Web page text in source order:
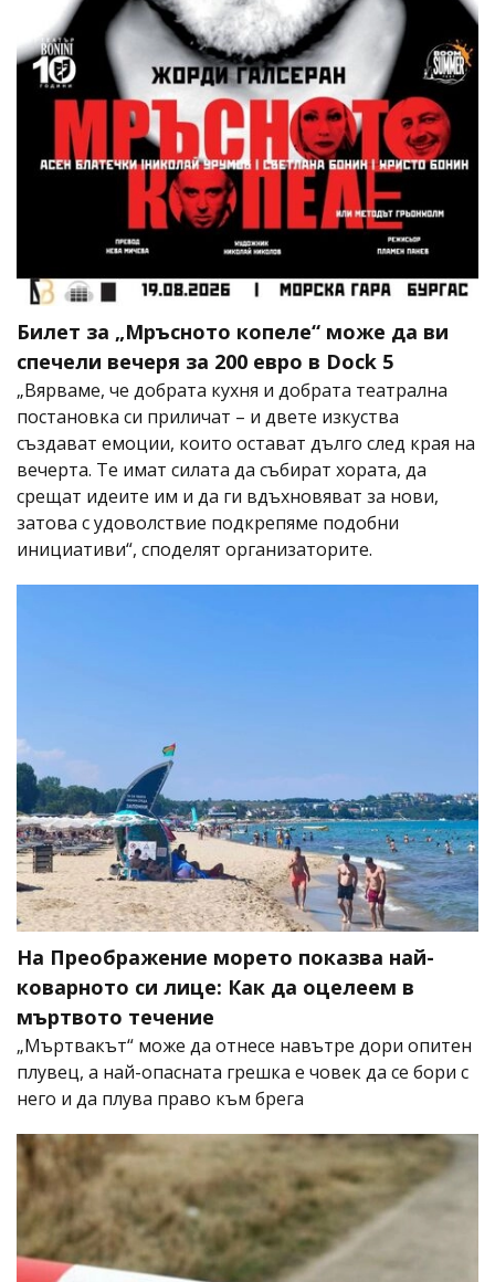
Билет за „Мръсното копеле“ може да ви
спечели вечеря за 200 евро в Dock 5
„Вярваме, че добрата кухня и добрата театрална
постановка си приличат – и двете изкуства
създават емоции, които остават дълго след края на
вечерта. Те имат силата да събират хората, да
срещат идеите им и да ги вдъхновяват за нови,
затова с удоволствие подкрепяме подобни
инициативи“, споделят организаторите.
На Преображение морето показва най-
коварното си лице: Как да оцелеем в
мъртвото течение
„Мъртвакът“ може да отнесе навътре дори опитен
плувец, а най-опасната грешка е човек да се бори с
него и да плува право към брега